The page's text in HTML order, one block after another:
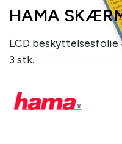
HAMA
LCD beskyttelsesfolie
3 stk.